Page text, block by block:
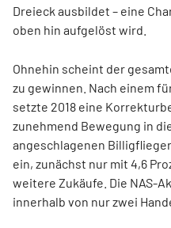
Dreieck ausbildet – eine
oben hin aufgelöst wird.
Ohnehin scheint der
zu gewinnen. Nach einem
setzte 2018 eine
zunehmend Bewegung in
angeschlagenen
ein, zunächst nur mit 4,6
weitere Zukäufe. Die NAS-
innerhalb von nur zwei